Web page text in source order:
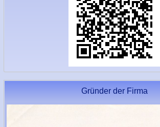
Gründer der Firma